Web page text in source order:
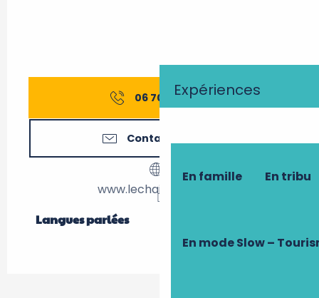
Expériences
En famille En tribu
En mode Slow –
06 70 49 13▒▒
Contactez-nous
www.lechaigourmet.fr
Langues parlées
Langues parlées